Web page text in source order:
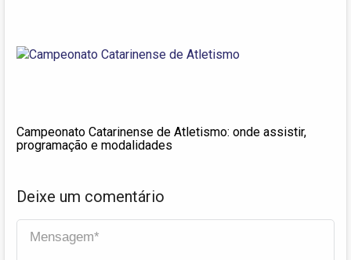
Campeonato Catarinense de Atletismo: onde assistir,
programação e modalidades
Deixe um comentário